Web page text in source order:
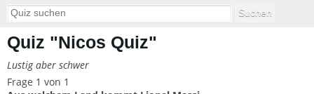
Quiz "Nicos Quiz"
Lustig aber schwer
Frage 1 von 1